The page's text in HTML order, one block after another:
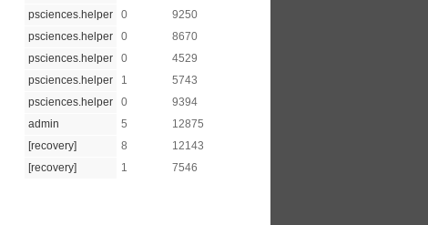
psciences.helper 0
9250
psciences.helper 0
8670
psciences.helper 0
4529
psciences.helper 1
5743
psciences.helper 0
9394
admin 5
12875
[recovery] 8
12143
[recovery] 1
7546